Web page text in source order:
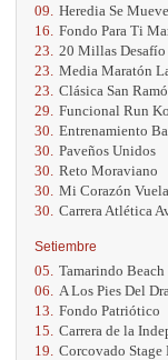
09. Heredia Se Mueve
16. Fondo Para Ti
23. 20 Millas
23. Media Maratón
23. Clásica San
29. Funcional Run
30. Entrenamiento
30. Paveños Unidos
30. Reto Moraviano
30. Mi Corazón
30. Carrera Atlética
Setiembre
05. Tamarindo
06.
A Los Pies Del
13. Fondo Patriótico
15. Carrera de la
19. Corcovado Stage